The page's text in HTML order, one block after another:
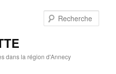
dans la région d'Annecy